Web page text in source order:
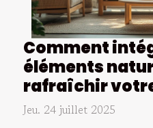
Comment
éléments
rafraîchir
Jeu. 24 juillet 2025